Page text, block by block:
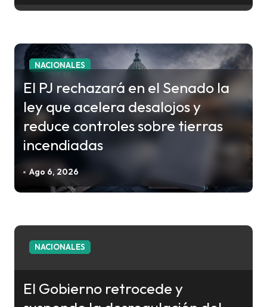
n
r
NACIONALES
El PJ rechazará en el Senado la
ley que acelera desalojos y
reduce controles sobre tierras
incendiadas
Ago 6, 2026
NACIONALES
El Gobierno retrocede y